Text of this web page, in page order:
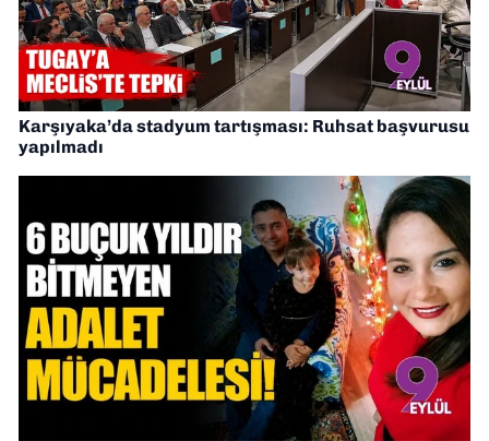
Karşıyaka’da stadyum tartışması: Ruhsat başvurusu
yapılmadı